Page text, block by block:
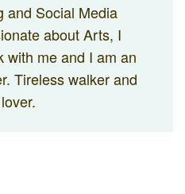
and Social Media
about Arts, I
with me and I am an
Tireless walker and